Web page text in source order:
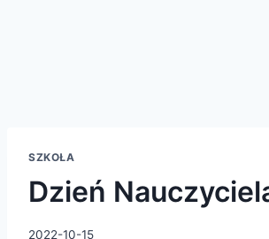
SZKOŁA
Dzień
2022-10-15